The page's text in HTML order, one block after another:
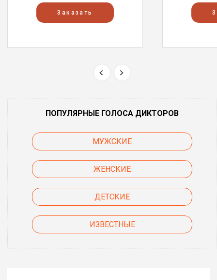
Заказать
ПОПУЛЯРНЫЕ ГОЛОСА ДИКТОРОВ
МУЖСКИЕ
ЖЕНСКИЕ
ДЕТСКИЕ
ИЗВЕСТНЫЕ